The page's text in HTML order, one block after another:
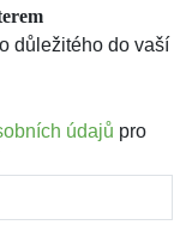
důležitého do vaší
údajů pro